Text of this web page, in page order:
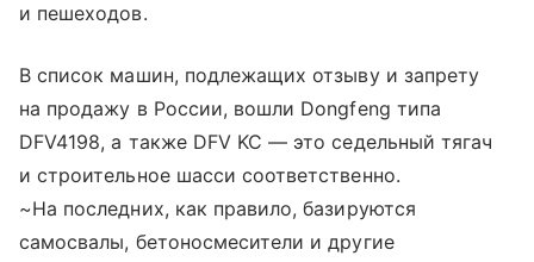
и пешеходов.
В список машин, подлежащих отзыву и запрету
на продажу в России, вошли Dongfeng типа
DFV4198, а также DFV KC — это седельный тягач
и строительное шасси соответственно.
~На последних, как правило, базируются
самосвалы, бетоносмесители и другие